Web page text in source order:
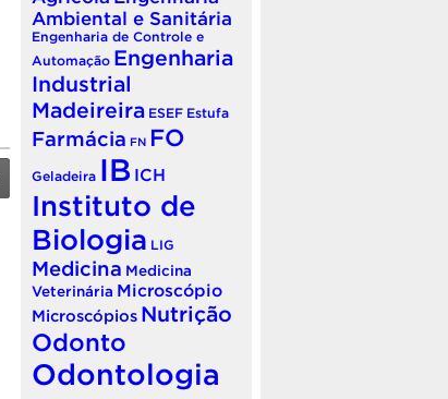
Ambiental e Sanitária
Engenharia de Controle e
Automação Engenharia
Industrial
Madeireira ESEF Estufa
Farmácia FN FO
Geladeira IB ICH
Instituto de
Biologia LIG
Medicina Medicina
Veterinária Microscópio
Microscópios Nutrição
Odonto
Odontologia